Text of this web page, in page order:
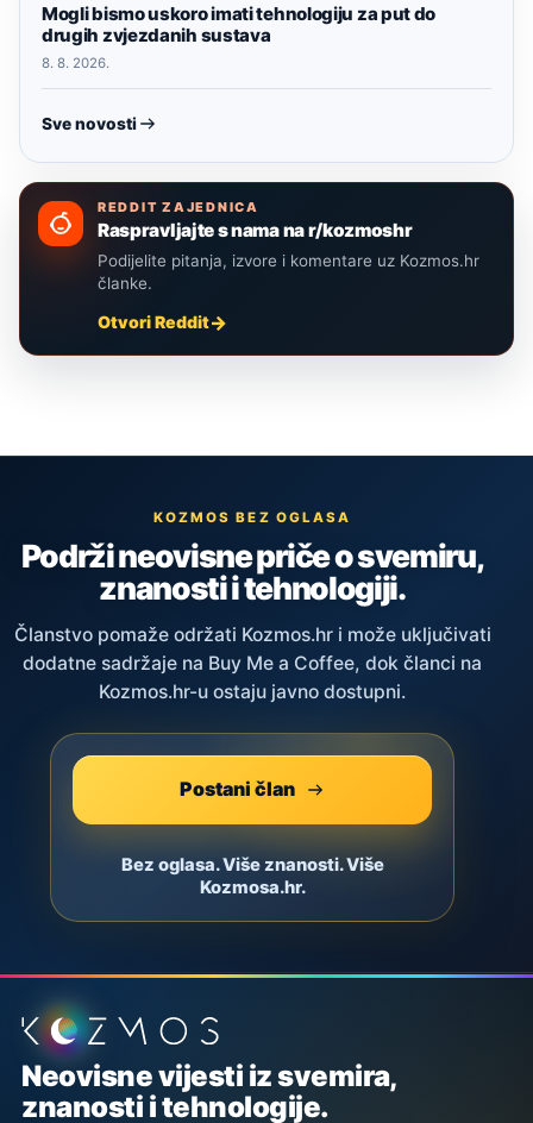
Mogli bismo uskoro imati tehnologiju za put do
drugih zvjezdanih sustava
8. 8. 2026.
Sve novosti
REDDIT ZAJEDNICA
Raspravljajte s nama na r/kozmoshr
Podijelite pitanja, izvore i komentare uz Kozmos.hr
članke.
Otvori Reddit
KOZMOS BEZ OGLASA
Podrži neovisne priče o svemiru,
znanosti i tehnologiji.
Članstvo pomaže održati Kozmos.hr i može uključivati
dodatne sadržaje na Buy Me a Coffee, dok članci na
Kozmos.hr-u ostaju javno dostupni.
Postani član
Bez oglasa. Više znanosti. Više
Kozmosa.hr.
Podnožje stranice
Neovisne vijesti iz svemira,
znanosti i tehnologije.